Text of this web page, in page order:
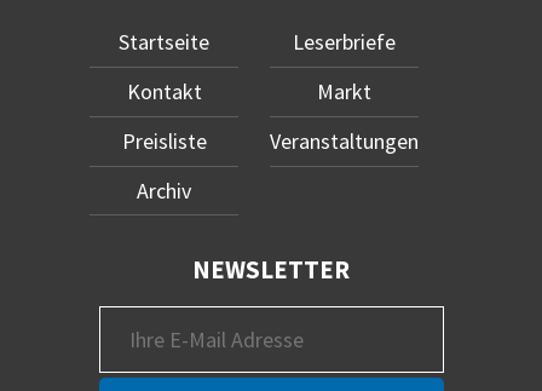
Startseite
Kontakt
Preisliste
Archiv
Leserbriefe
Markt
Veranstaltungen
NEWSLETTER